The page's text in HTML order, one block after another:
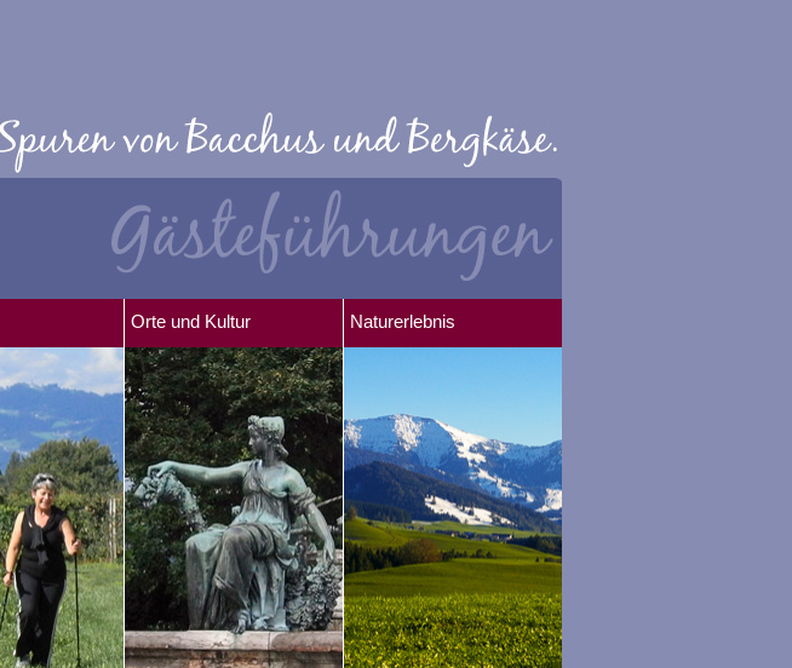
Orte und Kultur Naturerlebnis